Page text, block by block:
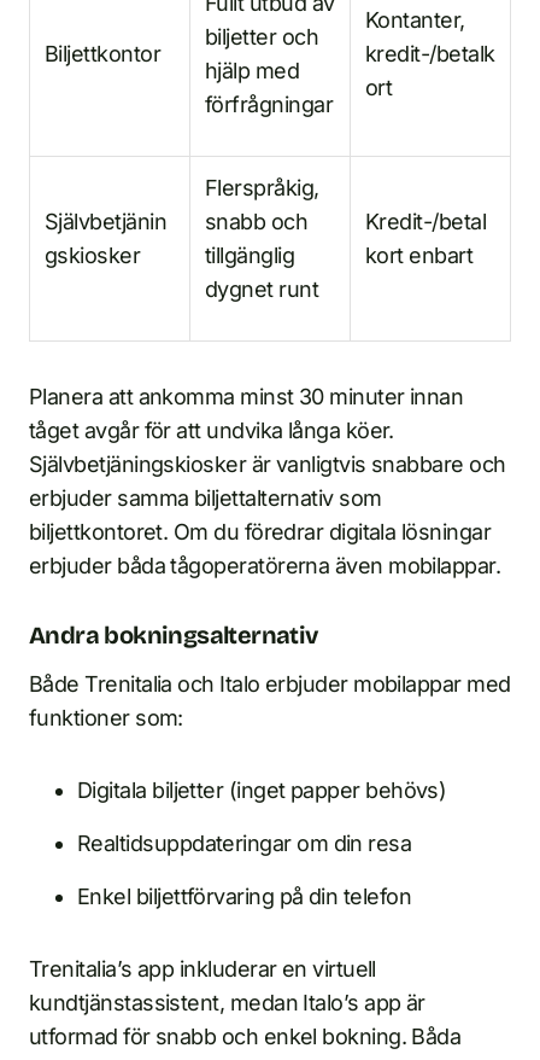
Biljettkontor
biljetter och
hjälp med
förfrågningar
Kontanter,
kredit-/betalk
ort
Självbetjänin
gskiosker
Flerspråkig,
snabb och
tillgänglig
dygnet runt
Kredit-/betal
kort enbart
Planera att ankomma minst 30 minuter innan
tåget avgår för att undvika långa köer.
Självbetjäningskiosker är vanligtvis snabbare och
erbjuder samma biljettalternativ som
biljettkontoret. Om du föredrar digitala lösningar
erbjuder båda tågoperatörerna även mobilappar.
Andra bokningsalternativ
Både Trenitalia och Italo erbjuder mobilappar med
funktioner som:
Digitala biljetter (inget papper behövs)
Realtidsuppdateringar om din resa
Enkel biljettförvaring på din telefon
Trenitalia’s app inkluderar en virtuell
kundtjänstassistent, medan Italo’s app är
utformad för snabb och enkel bokning. Båda